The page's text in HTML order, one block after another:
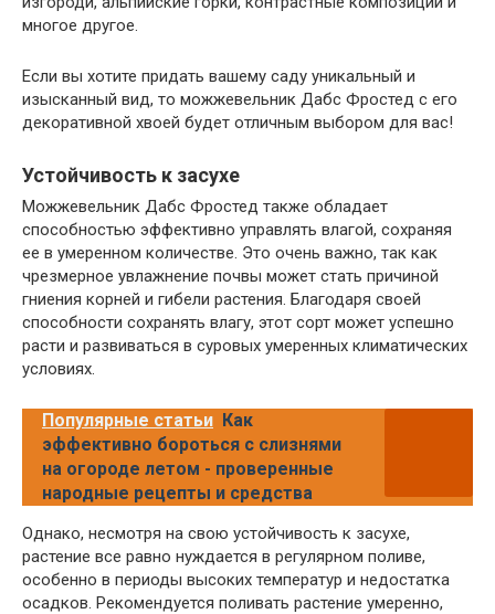
многое другое.
Если вы хотите придать вашему саду уникальный и
изысканный вид, то можжевельник Дабс Фростед с его
декоративной хвоей будет отличным выбором для вас!
Устойчивость к засухе
Можжевельник Дабс Фростед также обладает
способностью эффективно управлять влагой, сохраняя
ее в умеренном количестве. Это очень важно, так как
чрезмерное увлажнение почвы может стать причиной
гниения корней и гибели растения. Благодаря своей
способности сохранять влагу, этот сорт может успешно
расти и развиваться в суровых умеренных климатических
условиях.
Популярные статьи Как
эффективно бороться с слизнями
на огороде летом - проверенные
народные рецепты и средства
Однако, несмотря на свою устойчивость к засухе,
растение все равно нуждается в регулярном поливе,
особенно в периоды высоких температур и недостатка
осадков. Рекомендуется поливать растение умеренно,